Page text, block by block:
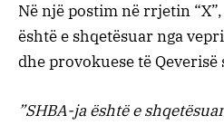
Në një postim në rrjetin “X”,
është e shqetësuar nga
dhe provokuese të Qeverisë
”SHBA-ja është e